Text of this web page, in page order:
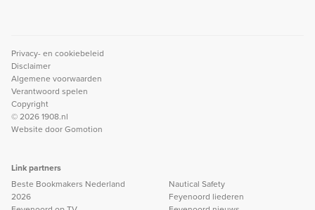
Privacy- en cookiebeleid
Disclaimer
Algemene voorwaarden
Verantwoord spelen
Copyright
© 2026 1908.nl
Website doorGomotion
Link partners
Beste Bookmakers Nederland
2026
Nautical Safety
Feyenoord liederen